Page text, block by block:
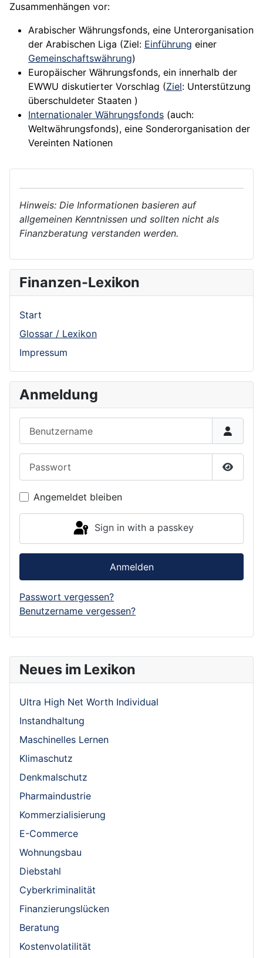
Neues im Lexikon
Ultra High Net Worth Individual
Instandhaltung
Maschinelles Lernen
Klimaschutz
Denkmalschutz
Pharmaindustrie
Kommerzialisierung
E-Commerce
Wohnungsbau
Diebstahl
Cyberkriminalität
Finanzierungslücken
Beratung
Kostenvolatilität
Zusammenhängen vor:
Arabischer Währungsfonds, eine Unterorganisation
der Arabischen Liga (Ziel: Einführung einer
Gemeinschaftswährung)
Europäischer Währungsfonds, ein innerhalb der
EWWU diskutierter Vorschlag (Ziel: Unterstützung
überschuldeter Staaten )
Internationaler Währungsfonds (auch:
Weltwährungsfonds), eine Sonderorganisation der
Vereinten Nationen
Hinweis: Die Informationen basieren auf
allgemeinen Kenntnissen und sollten nicht als
Finanzberatung verstanden werden.
Finanzen-Lexikon
Start
Glossar / Lexikon
Impressum
Anmeldung
Show
Angemeldet bleiben
Sign in with a passkey
Anmelden
Passwort vergessen?
Benutzername vergessen?